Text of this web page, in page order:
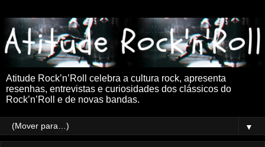
Atitude Rock’n’Roll celebra a cultura rock, apresenta
resenhas, entrevistas e curiosidades dos clássicos do
Rock’n’Roll e de novas bandas.
▼